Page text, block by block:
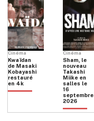
Cinéma
Kwaïdan
de Masaki
Kobayashi
restauré
en 4k
Cinéma
Sham, le
nouveau
Takashi
Miike en
salles le
16
septembre
2026